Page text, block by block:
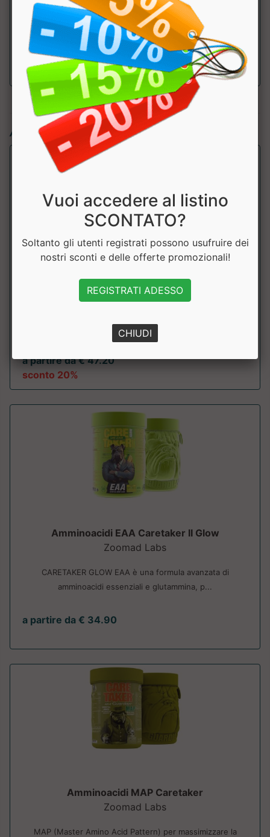
Vitamina B6 0.21mg 15%
Vitamina B12 0.38mcg 15%
Articoli simili:
+Watt
muscolare?. Massima qualità per ...
a partire da € 47.20
sconto 20%
Amminoacidi EAA Caretaker II Glow
Zoomad Labs
CARETAKER GLOW EAA è una formula avanzata di
amminoacidi essenziali e glutammina, p...
a partire da € 34.90
Amminoacidi MAP Caretaker
Zoomad Labs
MAP (Master Amino Acid Pattern) per massimizzare la
Vuoi accedere al listino
SCONTATO?
Soltanto gli utenti registrati possono usufruire dei
nostri sconti e delle offerte promozionali!
REGISTRATI ADESSO
CHIUDI